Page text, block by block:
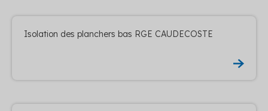
Isolation des planchers bas RGE CAUDECOSTE